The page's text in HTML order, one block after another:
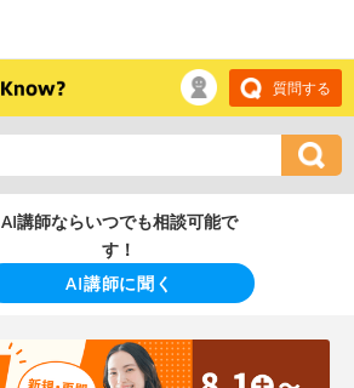
質問する
AI講師ならいつでも相談可能で
す！
AI講師に聞く